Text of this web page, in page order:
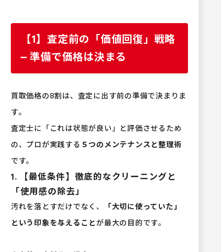
【1】査定前の「価値回復」戦略
– 準備で価格は決まる
買取価格の8割は、査定に出す前の準備で決まりま
す。
査定士に「これは状態が良い」と評価させるため
の、プロが実践する ５つのメンテナンスと整理術
です。
1. 【最低条件】徹底的なクリーニングと
「使用感の除去」
汚れを落とすだけでなく、
「大切に使っていた」
という印象を与えること が最大の目的です。